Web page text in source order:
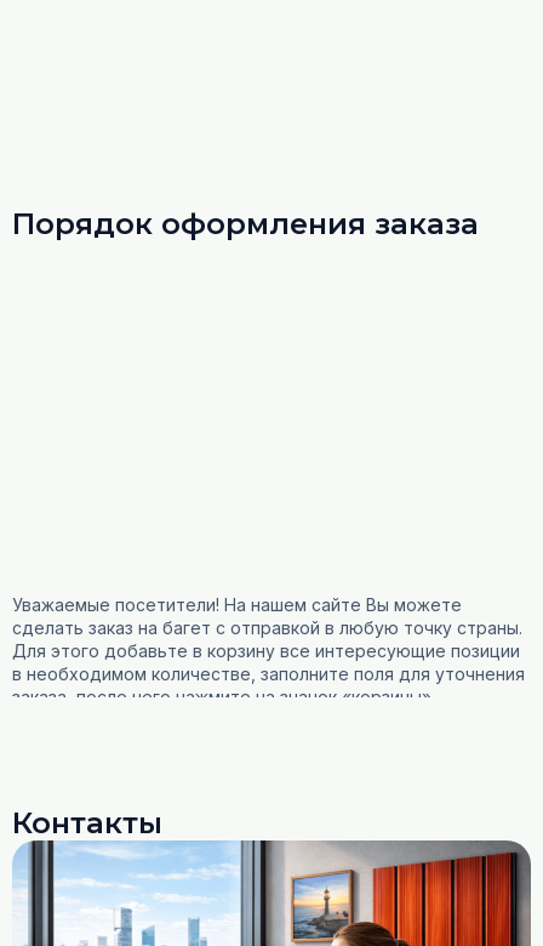
Порядок оформления заказа
Уважаемые посетители! На нашем сайте Вы можете
сделать заказ на багет с отправкой в любую точку страны.
Для этого добавьте в корзину все интересующие позиции
в необходимом количестве, заполните поля для уточнения
заказа, после чего нажмите на значок «корзины»
проверки наличия и выставления счета на электронную
почту! C Вами свяжется профильный менеджер и приятным
дружелюбным голосом ответит на вопросы и расскажет
порядок дальнейших действий.
Товары, доступные «под заказ», оформляются
Контакты